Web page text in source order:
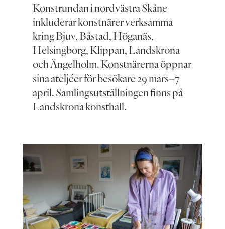
Konstrundan i nordvästra Skåne
inkluderar konstnärer verksamma
kring Bjuv, Båstad, Höganäs,
Helsingborg, Klippan, Landskrona
och Ängelholm. Konstnärerna öppnar
sina ateljéer för besökare 29 mars–7
april. Samlingsutställningen finns på
Landskrona konsthall.